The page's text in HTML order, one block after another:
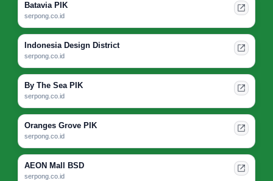
Batavia PIK
serpong.co.id
Indonesia Design District
serpong.co.id
By The Sea PIK
serpong.co.id
Oranges Grove PIK
serpong.co.id
AEON Mall BSD
serpong.co.id